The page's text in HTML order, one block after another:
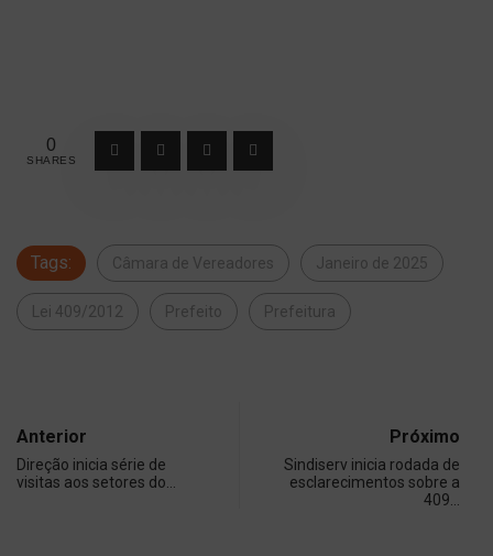
0
SHARES
Tags: Câmara de Vereadores Janeiro de 2025
Lei 409/2012 Prefeito Prefeitura
Anterior
Direção inicia série de
visitas aos setores do…
Próximo
Sindiserv inicia rodada de
esclarecimentos sobre a
409…